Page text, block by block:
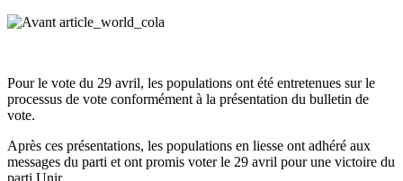
Pour le vote du 29 avril, les populations ont été entretenues sur le
processus de vote conformément à la présentation du bulletin de
vote.
Après ces présentations, les populations en liesse ont adhéré aux
messages du parti et ont promis voter le 29 avril pour une victoire du
parti Unir.